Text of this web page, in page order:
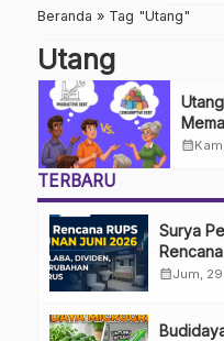
Beranda » Tag "Utang"
Utang
calendar_month
TERBARU
Surya
Bahas
calendar_monthJum,